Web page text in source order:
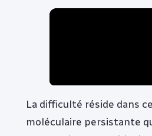
La difficulté réside dans
moléculaire persistante